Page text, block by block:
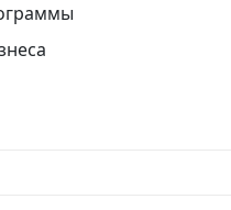
Монтажа IP65 36
IP66 под установку
480м/уп Кабель-канал
2-й замок 25х25 48м/
канал 2-й замок в